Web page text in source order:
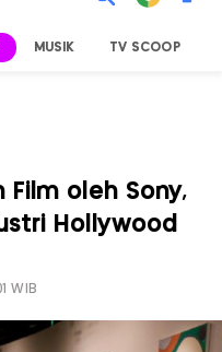
MUSIK TV SCOOP
Film oleh Sony,
Hollywood
WIB